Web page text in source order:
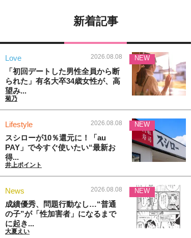
新着記事
Love 2026.08.08
「初回デートした男性全員から断
られた」有名大卒34歳女性が、高
望み...
菊乃
NEW
Lifestyle 2026.08.08
スシローが10％還元に！「au
PAY」で今すぐ使いたい“最新お
得...
井上ポイント
NEW
News 2026.08.08
成績優秀、問題行動なし…“普通
の子”が「性加害者」になるまで
に起き...
大夏えい
NEW